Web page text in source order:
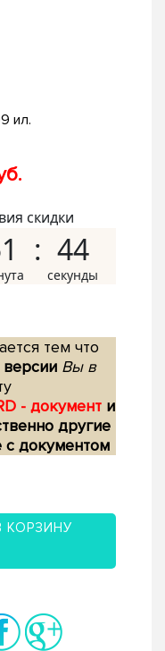
ил.
скидки
43
тем что
Вы в
- документ и
другие
с документом
КОРЗИНУ